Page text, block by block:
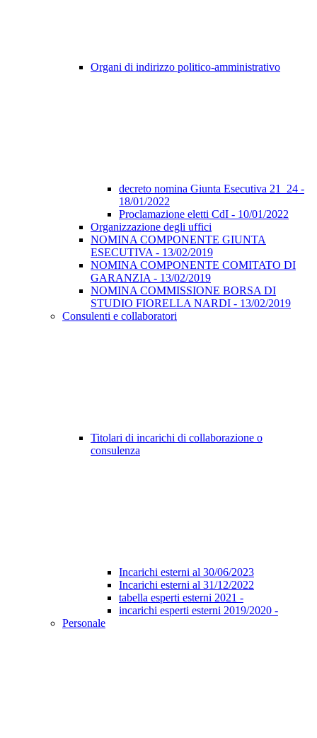
Organi di indirizzo politico-amministrativo
decreto nomina Giunta Esecutiva 21_24 -
18/01/2022
Proclamazione eletti CdI - 10/01/2022
Organizzazione degli uffici
NOMINA COMPONENTE GIUNTA
ESECUTIVA - 13/02/2019
NOMINA COMPONENTE COMITATO DI
GARANZIA - 13/02/2019
NOMINA COMMISSIONE BORSA DI
STUDIO FIORELLA NARDI - 13/02/2019
Consulenti e collaboratori
Titolari di incarichi di collaborazione o
consulenza
Incarichi esterni al 30/06/2023
Incarichi esterni al 31/12/2022
tabella esperti esterni 2021 -
incarichi esperti esterni 2019/2020 -
Personale